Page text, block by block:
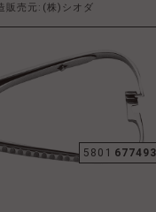
販売元:(株)シオダ
5801